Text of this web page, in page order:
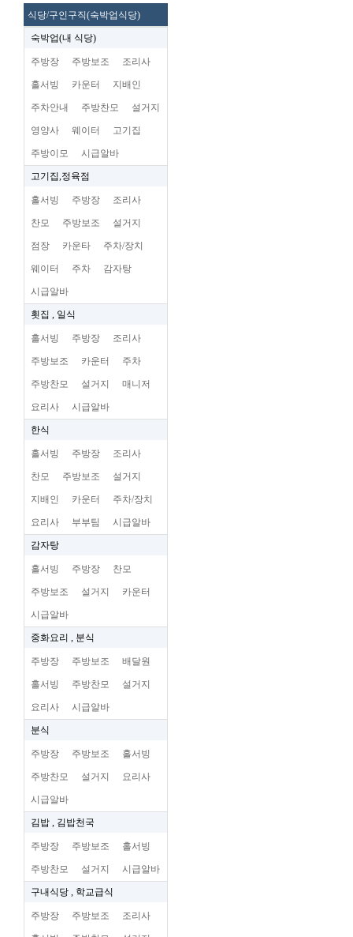
식당/구인구직(숙박업식당)
숙박업(내 식당)
주방장 주방보조 조리사
홀서빙 카운터 지배인
주차안내 주방찬모 설거지
영양사 웨이터 고기집
주방이모 시급알바
고기집,정육점
홀서빙 주방장 조리사
찬모 주방보조 설거지
점장 카운타 주차/장치
웨이터 주차 감자탕
시급알바
횟집 , 일식
홀서빙 주방장 조리사
주방보조 카운터 주차
주방찬모 설거지 매니저
요리사 시급알바
한식
홀서빙 주방장 조리사
찬모 주방보조 설거지
지배인 카운터 주차/장치
요리사 부부팀 시급알바
감자탕
홀서빙 주방장 찬모
주방보조 설거지 카운터
시급알바
중화요리 , 분식
주방장 주방보조 배달원
홀서빙 주방찬모 설거지
요리사 시급알바
분식
주방장 주방보조 홀서빙
주방찬모 설거지 요리사
시급알바
김밥 , 김밥천국
주방장 주방보조 홀서빙
주방찬모 설거지 시급알바
구내식당 , 학교급식
주방장 주방보조 조리사